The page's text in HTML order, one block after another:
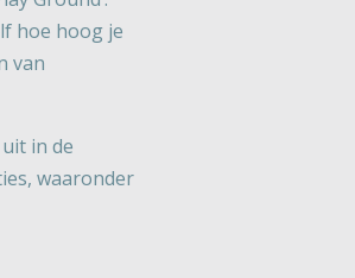
hoe hoog je
van
in de
waaronder